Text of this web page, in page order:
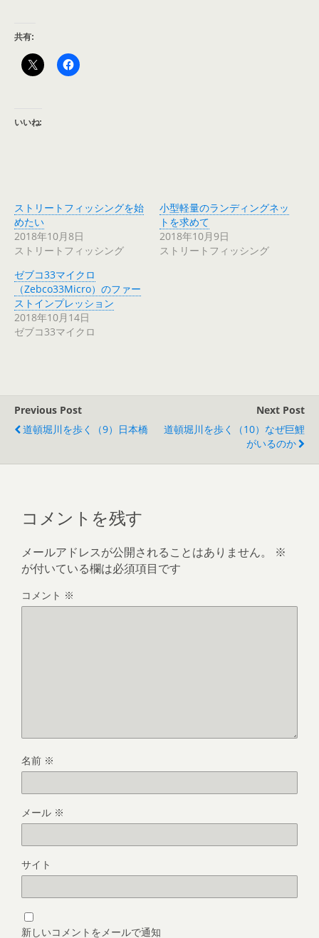
共有:
いいね:
ストリートフィッシングを始
めたい
2018年10月8日
ストリートフィッシング
小型軽量のランディングネッ
トを求めて
2018年10月9日
ストリートフィッシング
ゼブコ33マイクロ
（Zebco33Micro）のファー
ストインプレッション
2018年10月14日
ゼブコ33マイクロ
Previous Post
道頓堀川を歩く（9）日本橋
Next Post
道頓堀川を歩く（10）なぜ巨鯉
がいるのか
コメントを残す
メールアドレスが公開されることはありません。
※
が付いている欄は必須項目です
コメント ※
名前 ※
メール ※
サイト
新しいコメントをメールで通知